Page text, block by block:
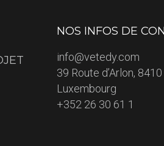
NOS INFOS DE
info@vetedy.com
39 Route d’Arlon,
Luxembourg
+352 26 30 61 1